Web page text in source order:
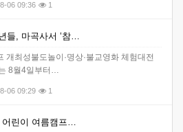
06 09:36 1
들, 마곡사서 ‘참…
개최성불도놀이·명상·불교영화 체험대전
8월4일부터…
06 09:29 1
어린이 여름캠프…